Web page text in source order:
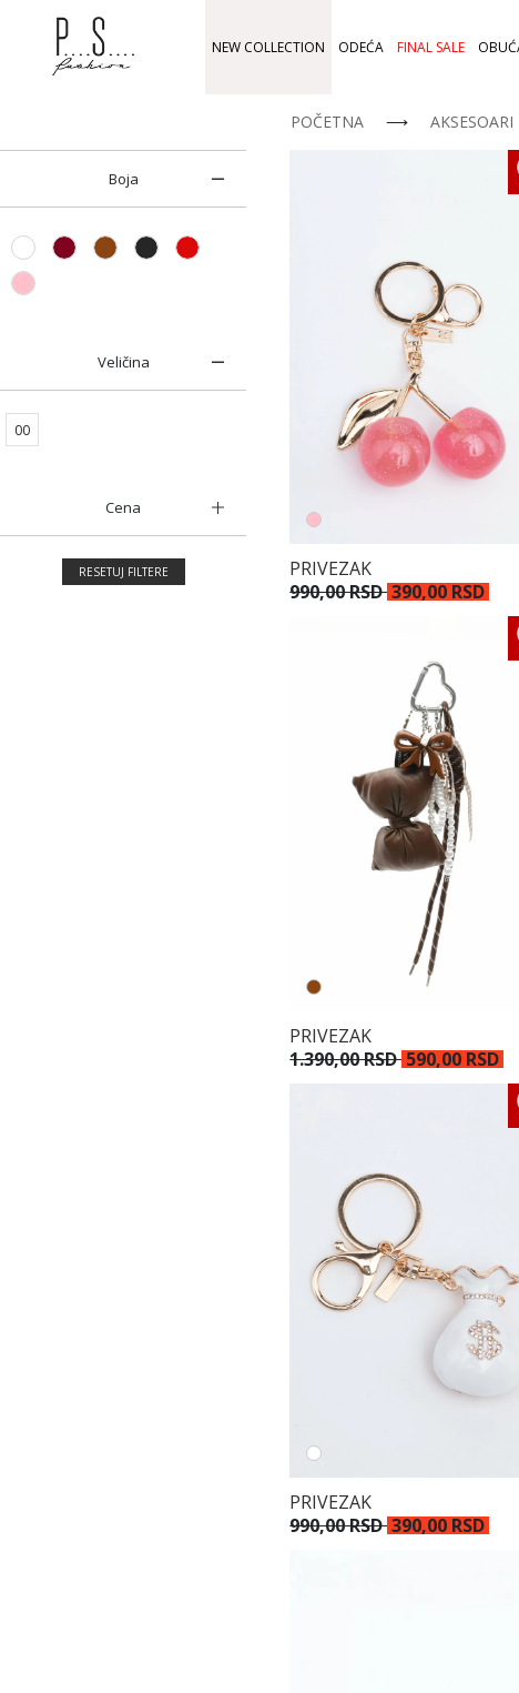
NEW COLLECTION ODEĆA FINAL SALE
Boja
Veličina
00
Cena
RESETUJ FILTERE
POČETNA ⟶ AKSESOARI
PRIVEZAK
990,00 RSD390,00 RSD
PRIVEZAK
1.390,00 RSD590,00 RSD
PRIVEZAK
990,00 RSD390,00 RSD